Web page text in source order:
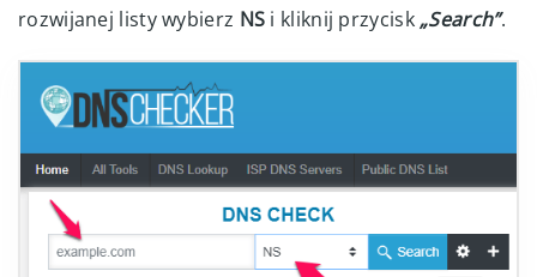
rozwijanej listy wybierz NS i kliknij przycisk „Search”.